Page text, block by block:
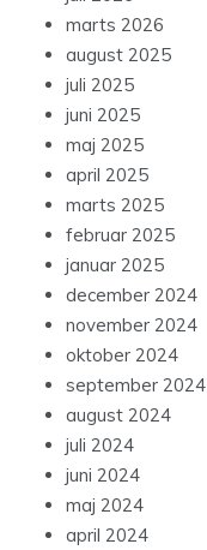
marts 2026
august 2025
juli 2025
juni 2025
maj 2025
april 2025
marts 2025
februar 2025
januar 2025
december 2024
november 2024
oktober 2024
september 2024
august 2024
juli 2024
juni 2024
maj 2024
april 2024